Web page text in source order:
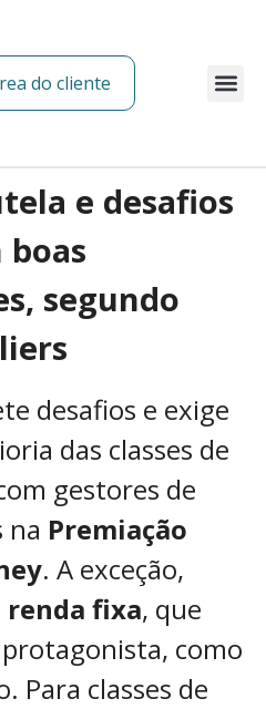
do cliente
e desafios
segundo
desafios e exige
das classes de
gestores de
na Premiação
. A exceção,
renda fixa, que
como
Para classes de